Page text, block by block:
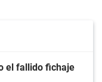
el fallido fichaje